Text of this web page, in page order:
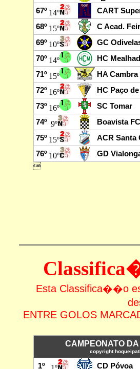
Esta Classifica��o
ENTRE GOLOS